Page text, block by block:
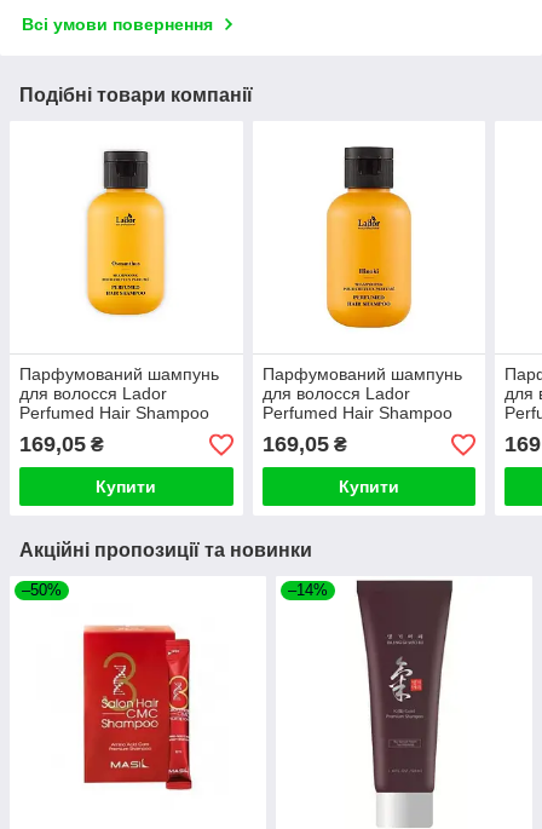
Всі умови повернення
Подібні товари компанії
Парфумований шампунь
для волосся Lador
Perfumed Hair Shampoo
Osmanthus 100ml
169,05 ₴
Купити
Парфумований шампунь
для волосся Lador
Perfumed Hair Shampoo
Hinoki 100ml
169,05₴
Купити
для
(La
Акційні пропозиції та новинки
–50% –14%